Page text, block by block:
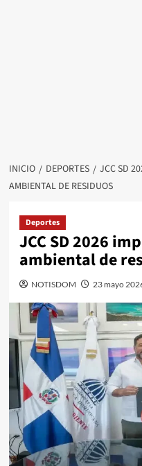
INICIO DEPORTES
JCC SD
AMBIENTAL DE RESIDUOS
Deportes
JCC SD 2026
ambiental de
NOTISDOM 23 mayo